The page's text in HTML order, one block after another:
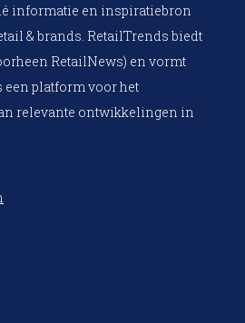
informatie en inspiratiebron
& brands. RetailTrends biedt
RetailNews) en vormt
platform voor het
relevante ontwikkelingen in